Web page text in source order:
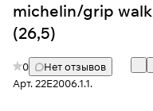
michelin/grip walk
(26,5)
0
Нет отзывов
Арт.22E2006.1.1.